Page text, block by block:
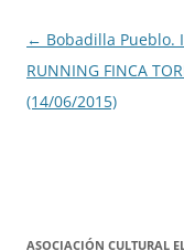
Navegación
de
entradas
← Bobadilla Pueblo.
RUNNING FINCA
(14/06/2015)
ASOCIACIÓN CULTURAL